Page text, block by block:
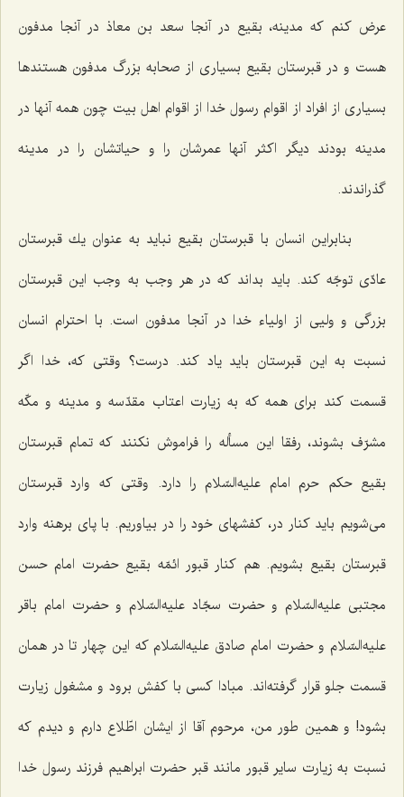
عرض كنم كه مدینه، بقیع در آنجا سعد بن معاذ در آنجا مدفون
هست و در قبرستان بقیع بسیاری از صحابه بزرگ مدفون هستندها
بسیاری از افراد از اقوام رسول خدا از اقوام اهل بیت چون همه آنها در
مدینه بودند دیگر اكثر آنها عمرشان را و حیاتشان را در مدینه
گذراندند.
بنابراین انسان با قبرستان بقیع نباید به عنوان یك قبرستان
عادّی توجّه كند. باید بداند كه در هر وجب به وجب این قبرستان
بزرگی و ولیی از اولیاء خدا در آنجا مدفون است. با احترام انسان
نسبت به این قبرستان باید یاد كند. درست؟ وقتی كه، خدا اگر
قسمت كند برای همه كه به زیارت اعتاب مقدّسه و مدینه و مكّه
مشرّف بشوند، رفقا این مسأله را فراموش نكنند كه تمام قبرستان
بقیع حكم حرم امام علیه‌السّلام را دارد. وقتی كه وارد قبرستان
می‌شویم باید كنار در، كفشهای خود را در بیاوریم. با پای برهنه وارد
قبرستان بقیع بشویم. هم كنار قبور ائمّه بقیع حضرت امام حسن
مجتبی علیه‌السّلام و حضرت سجّاد علیه‌السّلام و حضرت امام باقر
علیه‌السّلام و حضرت امام صادق علیه‌السّلام كه این چهار تا در همان
قسمت جلو قرار گرفته‌اند. مبادا كسی با كفش برود و مشغول زیارت
بشود! و همین طور من، مرحوم آقا از ایشان اطّلاع دارم و دیدم كه
نسبت به زیارت سایر قبور مانند قبر حضرت ابراهیم فرزند رسول خدا